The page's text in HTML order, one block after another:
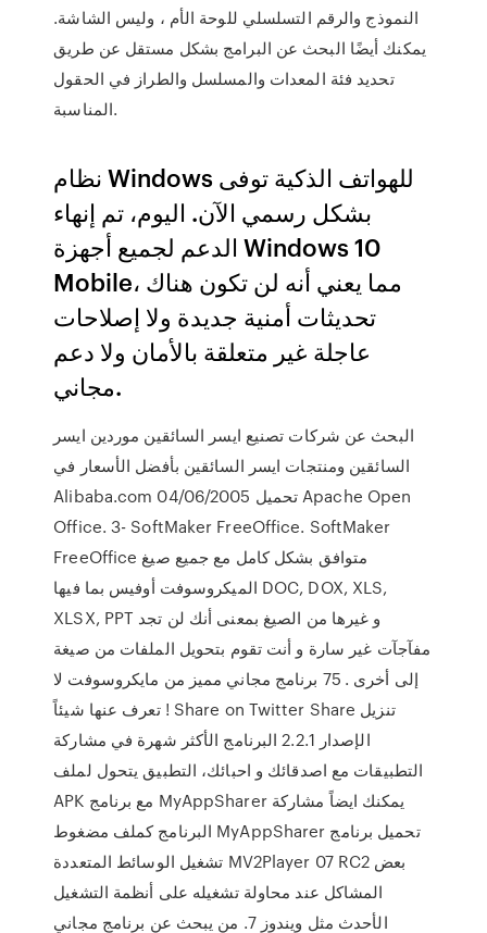
النموذج والرقم التسلسلي للوحة الأم ، وليس الشاشة.
يمكنك أيضًا البحث عن البرامج بشكل مستقل عن طريق
تحديد فئة المعدات والمسلسل والطراز في الحقول
المناسبة.
نظام Windows للهواتف الذكية توفى
بشكل رسمي الآن. اليوم، تم إنهاء
الدعم لجميع أجهزة Windows 10
Mobile، مما يعني أنه لن تكون هناك
تحديثات أمنية جديدة ولا إصلاحات
عاجلة غير متعلقة بالأمان ولا دعم
مجاني.
البحث عن شركات تصنيع ايسر السائقين موردين ايسر
السائقين ومنتجات ايسر السائقين بأفضل الأسعار في
Alibaba.com 04/06/2005 تحميل Apache Open
Office. 3- SoftMaker FreeOffice. SoftMaker
FreeOffice متوافق بشكل كامل مع جميع صيغ
الميكروسوفت أوفيس بما فيها DOC, DOX, XLS,
XLSX, PPT و غيرها من الصيغ بمعنى أنك لن تجد
مفآجآت غير سارة و أنت تقوم بتحويل الملفات من صيغة
إلى أخرى . 75 برنامج مجاني مميز من مايكروسوفت لا
تعرف عنها شيئاً ! Share on Twitter Share تنزيل
الإصدار 2.2.1 البرنامج الأكثر شهرة في مشاركة
التطبيقات مع اصدقائك و احبائك، التطبيق يتحول لملف
APK مع برنامج MyAppSharer يمكنك ايضاً مشاركة
البرنامج كملف مضغوط MyAppSharer تحميل برنامج
تشغيل الوسائط المتعددة MV2Player 07 RC2 بعض
المشاكل عند محاولة تشغيله على أنظمة التشغيل
الأحدث مثل ويندوز 7. من يبحث عن برنامج مجاني